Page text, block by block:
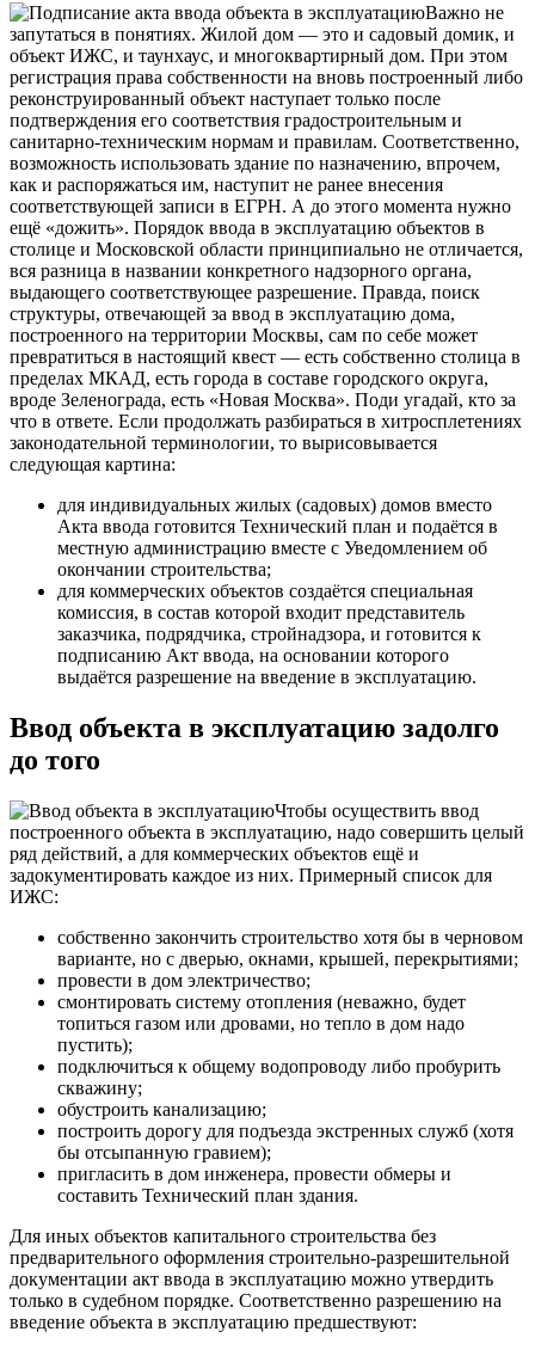
Важно не
запутаться в понятиях. Жилой дом — это и садовый домик, и
объект ИЖС, и таунхаус, и многоквартирный дом. При этом
регистрация права собственности на вновь построенный либо
реконструированный объект наступает только после
подтверждения его соответствия градостроительным и
санитарно-техническим нормам и правилам. Соответственно,
возможность использовать здание по назначению, впрочем,
как и распоряжаться им, наступит не ранее внесения
соответствующей записи в ЕГРН. А до этого момента нужно
ещё «дожить». Порядок ввода в эксплуатацию объектов в
столице и Московской области принципиально не отличается,
вся разница в названии конкретного надзорного органа,
выдающего соответствующее разрешение. Правда, поиск
структуры, отвечающей за ввод в эксплуатацию дома,
построенного на территории Москвы, сам по себе может
превратиться в настоящий квест — есть собственно столица в
пределах МКАД, есть города в составе городского округа,
вроде Зеленограда, есть «Новая Москва». Поди угадай, кто за
что в ответе. Если продолжать разбираться в хитросплетениях
законодательной терминологии, то вырисовывается
следующая картина:
для индивидуальных жилых (садовых) домов вместо
Акта ввода готовится Технический план и подаётся в
местную администрацию вместе с Уведомлением об
окончании строительства;
для коммерческих объектов создаётся специальная
комиссия, в состав которой входит представитель
заказчика, подрядчика, стройнадзора, и готовится к
подписанию Акт ввода, на основании которого
выдаётся разрешение на введение в эксплуатацию.
Ввод объекта в эксплуатацию задолго
до того
Чтобы осуществить ввод
построенного объекта в эксплуатацию, надо совершить целый
ряд действий, а для коммерческих объектов ещё и
задокументировать каждое из них. Примерный список для
ИЖС:
собственно закончить строительство хотя бы в черновом
варианте, но с дверью, окнами, крышей, перекрытиями;
провести в дом электричество;
смонтировать систему отопления (неважно, будет
топиться газом или дровами, но тепло в дом надо
пустить);
подключиться к общему водопроводу либо пробурить
скважину;
обустроить канализацию;
построить дорогу для подъезда экстренных служб (хотя
бы отсыпанную гравием);
пригласить в дом инженера, провести обмеры и
составить Технический план здания.
Для иных объектов капитального строительства без
предварительного оформления строительно-разрешительной
документации акт ввода в эксплуатацию можно утвердить
только в судебном порядке. Соответственно разрешению на
введение объекта в эксплуатацию предшествуют: